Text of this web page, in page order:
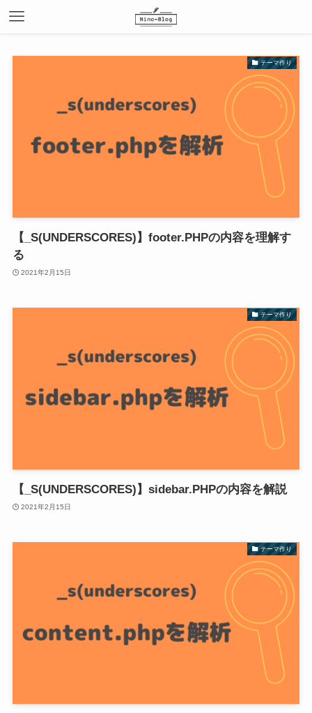
テーマ作り
【_S(UNDERSCORES)】footer.PHPの内容を理解す
る
2021年2月15日
テーマ作り
【_S(UNDERSCORES)】sidebar.PHPの内容を解説
2021年2月15日
テーマ作り